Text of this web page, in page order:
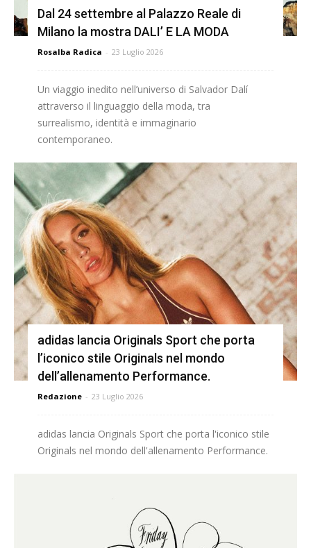
Dal 24 settembre al Palazzo Reale di
Milano la mostra DALI’ E LA MODA
Rosalba Radica - 23 Luglio 2026
Un viaggio inedito nell’universo di Salvador Dalí
attraverso il linguaggio della moda, tra
surrealismo, identità e immaginario
contemporaneo.
adidas lancia Originals Sport che porta
l’iconico stile Originals nel mondo
dell’allenamento Performance.
Redazione - 23 Luglio 2026
adidas lancia Originals Sport che porta l'iconico stile
Originals nel mondo dell'allenamento Performance.